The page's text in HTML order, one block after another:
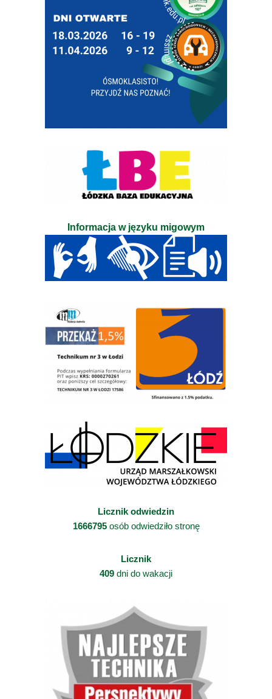
Informacja w języku migowym
Licznik odwiedzin
1666795osób odwiedziło stronę
Licznik
409 dni do wakacji